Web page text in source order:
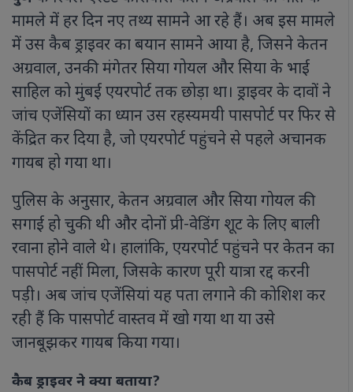
मामले में हर दिन नए तथ्य सामने आ रहे हैं। अब इस मामले
में उस कैब ड्राइवर का बयान सामने आया है, जिसने केतन
अग्रवाल, उनकी मंगेतर सिया गोयल और सिया के भाई
साहिल को मुंबई एयरपोर्ट तक छोड़ा था। ड्राइवर के दावों ने
जांच एजेंसियों का ध्यान उस रहस्यमयी पासपोर्ट पर फिर से
केंद्रित कर दिया है, जो एयरपोर्ट पहुंचने से पहले अचानक
गायब हो गया था।
पुलिस के अनुसार, केतन अग्रवाल और सिया गोयल की
सगाई हो चुकी थी और दोनों प्री-वेडिंग शूट के लिए बाली
रवाना होने वाले थे। हालांकि, एयरपोर्ट पहुंचने पर केतन का
पासपोर्ट नहीं मिला, जिसके कारण पूरी यात्रा रद्द करनी
पड़ी। अब जांच एजेंसियां यह पता लगाने की कोशिश कर
रही हैं कि पासपोर्ट वास्तव में खो गया था या उसे
जानबूझकर गायब किया गया।
कैब ड्राइवर ने क्या बताया?